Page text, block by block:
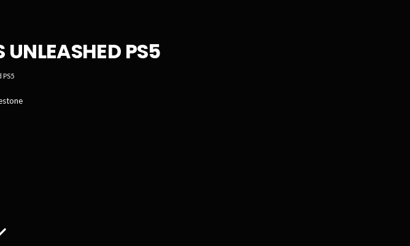
UNLEASHED PS5